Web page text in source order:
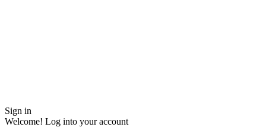
Sign in
Welcome! Log into your account